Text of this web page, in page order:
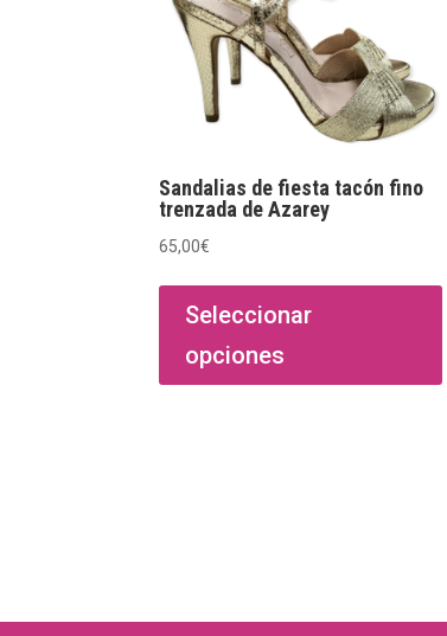
Sandalias de fiesta tacón fino
trenzada de Azarey
65,00€
Seleccionar
opciones